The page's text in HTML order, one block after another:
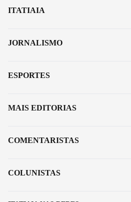
ITATIAIA
JORNALISMO
ESPORTES
MAIS EDITORIAS
COMENTARISTAS
COLUNISTAS